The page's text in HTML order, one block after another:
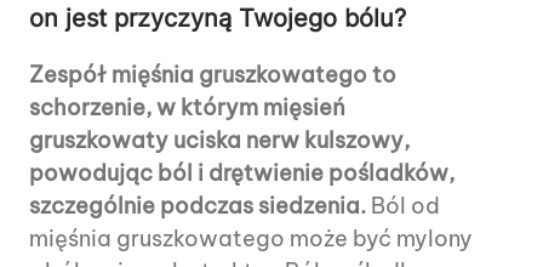
on jest przyczyną Twojego bólu?
Zespół mięśnia gruszkowatego to
schorzenie, w którym mięsień
gruszkowaty uciska nerw kulszowy,
powodując ból i drętwienie pośladków,
szczególnie podczas siedzenia. Ból od
mięśnia gruszkowatego może być mylony